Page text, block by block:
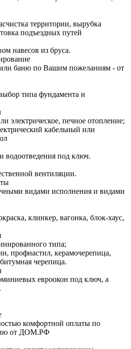
территории, вырубка
подъездных путей
навесов из бруса.
баню по Вашим пожеланиям - от
типа фундамента и
электрическое, печное отопление;
кабельный или
водоотведения под ключ.
вентиляции.
видами исполнения и видами
клинкер, вагонка, блок-хаус,
типа;
профнастил, керамочерепица,
черепица.
евроокон под ключ, а
комфортной оплаты по
от ДОМ.РФ